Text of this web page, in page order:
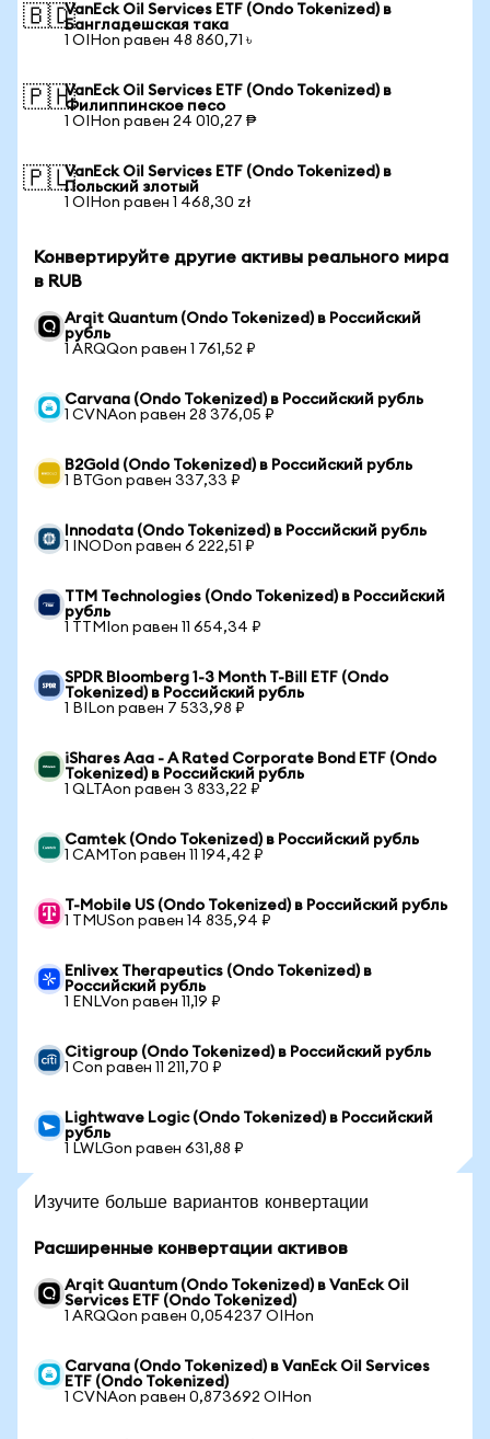
🇧🇩VanEck Oil Services ETF (Ondo Tokenized) в
Бангладешская така
1 OIHon равен 48 860,71 ৳
🇵🇭VanEck Oil Services ETF (Ondo Tokenized) в
Филиппинское песо
1 OIHon равен 24 010,27 ₱
🇵🇱VanEck Oil Services ETF (Ondo Tokenized) в
Польский злотый
1 OIHon равен 1 468,30 zł
Конвертируйте другие активы реального мира
в RUB
Arqit Quantum (Ondo Tokenized) в Российский
рубль
1 ARQQon равен 1 761,52 ₽
Carvana (Ondo Tokenized) в Российский рубль
1 CVNAon равен 28 376,05 ₽
B2Gold (Ondo Tokenized) в Российский рубль
1 BTGon равен 337,33 ₽
Innodata (Ondo Tokenized) в Российский рубль
1 INODon равен 6 222,51 ₽
TTM Technologies (Ondo Tokenized) в Российский
рубль
1 TTMIon равен 11 654,34 ₽
SPDR Bloomberg 1-3 Month T-Bill ETF (Ondo
Tokenized) в Российский рубль
1 BILon равен 7 533,98 ₽
iShares Aaa - A Rated Corporate Bond ETF (Ondo
Tokenized) в Российский рубль
1 QLTAon равен 3 833,22 ₽
Camtek (Ondo Tokenized) в Российский рубль
1 CAMTon равен 11 194,42 ₽
T-Mobile US (Ondo Tokenized) в Российский рубль
1 TMUSon равен 14 835,94 ₽
Enlivex Therapeutics (Ondo Tokenized) в
Российский рубль
1 ENLVon равен 11,19 ₽
Citigroup (Ondo Tokenized) в Российский рубль
1 Con равен 11 211,70 ₽
Lightwave Logic (Ondo Tokenized) в Российский
рубль
1 LWLGon равен 631,88 ₽
Изучите больше вариантов конвертации
Расширенные конвертации активов
Arqit Quantum (Ondo Tokenized) в VanEck Oil
Services ETF (Ondo Tokenized)
1 ARQQon равен 0,054237 OIHon
Carvana (Ondo Tokenized) в VanEck Oil Services
ETF (Ondo Tokenized)
1 CVNAon равен 0,873692 OIHon